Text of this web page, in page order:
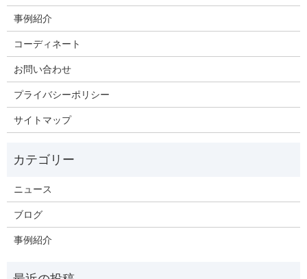
事例紹介
コーディネート
お問い合わせ
プライバシーポリシー
サイトマップ
ニュース
ブログ
事例紹介